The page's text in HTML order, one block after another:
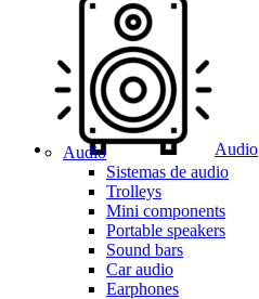
Audio
Audio
Sistemas de audio
Trolleys
Mini components
Portable speakers
Sound bars
Car audio
Earphones